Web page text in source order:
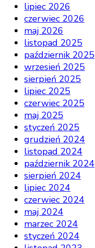
lipiec 2026
czerwiec 2026
maj 2026
listopad 2025
październik 2025
wrzesień 2025
sierpień 2025
lipiec 2025
czerwiec 2025
maj 2025
styczeń 2025
grudzień 2024
listopad 2024
październik 2024
sierpień 2024
lipiec 2024
czerwiec 2024
maj 2024
marzec 2024
styczeń 2024